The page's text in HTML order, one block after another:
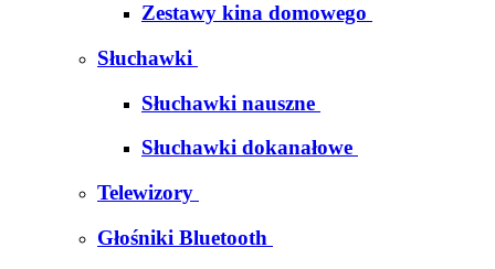
Zestawy kina domowego
Słuchawki
Słuchawki nauszne
Słuchawki dokanałowe
Telewizory
Głośniki Bluetooth